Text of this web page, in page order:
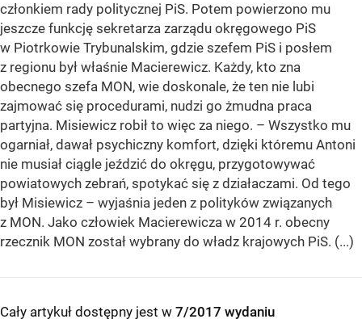
członkiem rady politycznej PiS. Potem powierzono mu
jeszcze funkcję sekretarza zarządu okręgowego PiS
w Piotrkowie Trybunalskim, gdzie szefem PiS i posłem
z regionu był właśnie Macierewicz. Każdy, kto zna
obecnego szefa MON, wie doskonale, że ten nie lubi
zajmować się procedurami, nudzi go żmudna praca
partyjna. Misiewicz robił to więc za niego. – Wszystko mu
ogarniał, dawał psychiczny komfort, dzięki któremu Antoni
nie musiał ciągle jeździć do okręgu, przygotowywać
powiatowych zebrań, spotykać się z działaczami. Od tego
był Misiewicz – wyjaśnia jeden z polityków związanych
z MON. Jako człowiek Macierewicza w 2014 r. obecny
rzecznik MON został wybrany do władz krajowych PiS. (...)
Cały artykuł dostępny jest w 7/2017 wydaniu